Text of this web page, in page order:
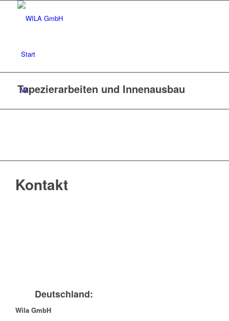
Start
Wir
Referenzen
Tapezierarbeiten und Innenausbau
Kontakt
Deutschland:
Wila GmbH